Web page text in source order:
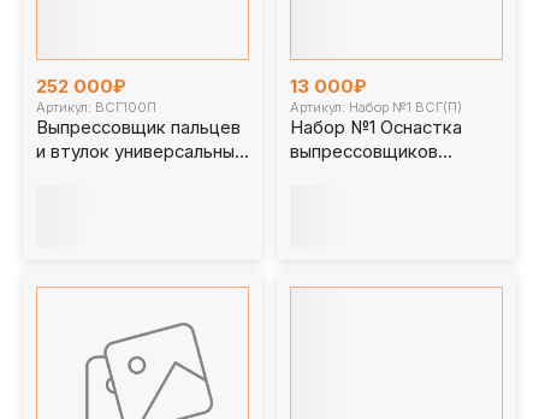
252 000₽
Артикул: ВСГ100П
Выпрессовщик пальцев
и втулок универсальный
13 000₽
Артикул: Набор №1 ВСГ(П)
Набор №1 Оснастка
выпрессовщиков